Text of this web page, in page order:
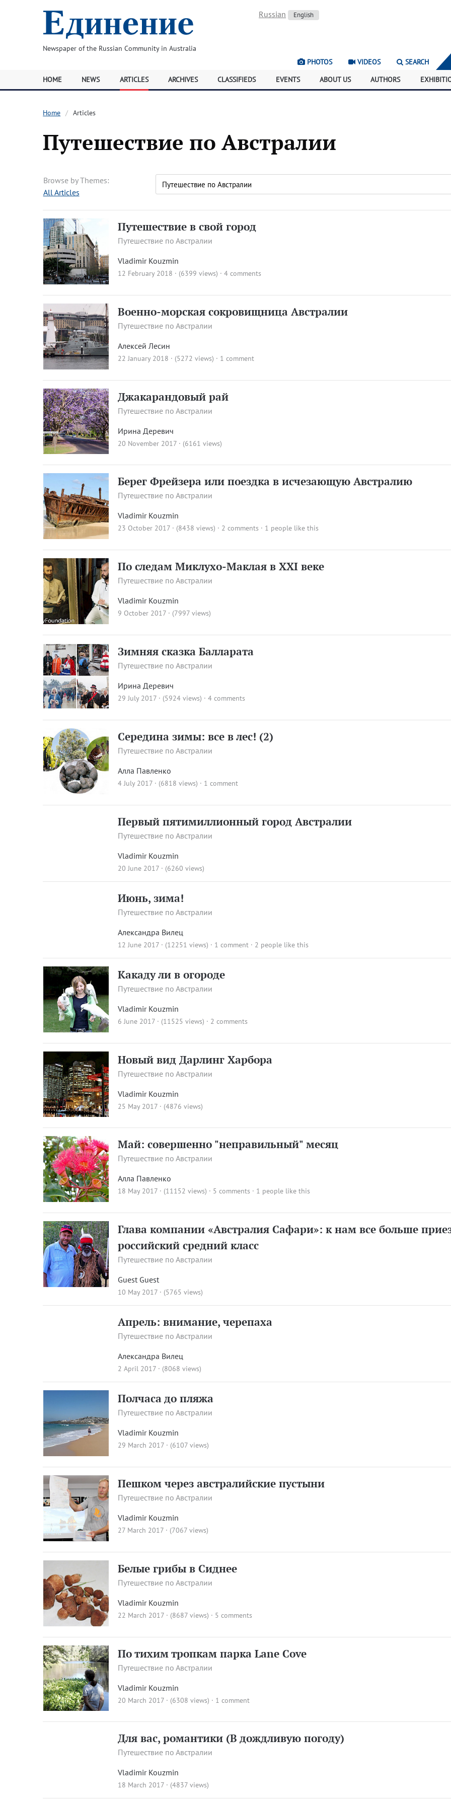
Newspaper of the Russian Community in Australia
Russian English
PHOTOS VIDEOS SEARCH
HOME NEWS ARTICLES ARCHIVES CLASSIFIEDS EVENTS ABOUT US AUTHORS
Home Articles
Путешествие по Австралии
Browse by Themes:
All Articles
Путешествие в свой город
Путешествие по Австралии
Vladimir Kouzmin
12 February 2018 · (6399 views) ·4 comments
Военно-морская сокровищница Австралии
Путешествие по Австралии
Алексей Лесин
22 January 2018 · (5272 views) · 1 comment
Джакарандовый рай
Путешествие по Австралии
Ирина Деревич
20 November 2017 · (6161 views)
Берег Фрейзера или поездка в исчезающую Австралию
Путешествие по Австралии
Vladimir Kouzmin
23 October 2017 · (8438 views) · 2 comments · 1 people like this
По следам Миклухо-Маклая в ХХI веке
Путешествие по Австралии
Vladimir Kouzmin
9 October 2017 · (7997 views)
Зимняя сказка Балларата
Путешествие по Австралии
Ирина Деревич
29 July 2017 · (5924 views) ·4 comments
Середина зимы: все в лес! (2)
Путешествие по Австралии
Алла Павленко
4 July 2017 · (6818 views) · 1 comment
Первый пятимиллионный город Австралии
Путешествие по Австралии
Vladimir Kouzmin
20 June 2017 · (6260 views)
Июнь, зима!
Путешествие по Австралии
Александра Вилец
12 June 2017 · (12251 views) · 1 comment · 2 people like this
Какаду ли в огороде
Путешествие по Австралии
Vladimir Kouzmin
6 June 2017 · (11525 views) · 2 comments
Новый вид Дарлинг Харбора
Путешествие по Австралии
Vladimir Kouzmin
25 May 2017 · (4876 views)
Май: совершенно "неправильный" месяц
Путешествие по Австралии
Алла Павленко
18 May 2017 · (11152 views) · 5 comments · 1 people like this
Глава компании «Австралия Сафари»: к нам все больше
российский средний класс
Путешествие по Австралии
Guest Guest
10 May 2017 · (5765 views)
Апрель: внимание, черепаха
Путешествие по Австралии
Александра Вилец
2 April 2017 · (8068 views)
Полчаса до пляжа
Путешествие по Австралии
Vladimir Kouzmin
29 March 2017 · (6107 views)
Пешком через австралийские пустыни
Путешествие по Австралии
Vladimir Kouzmin
27 March 2017 · (7067 views)
Белые грибы в Сиднее
Путешествие по Австралии
Vladimir Kouzmin
22 March 2017 · (8687 views) · 5 comments
По тихим тропкам парка Lane Cove
Путешествие по Австралии
Vladimir Kouzmin
20 March 2017 · (6308 views) · 1 comment
Для вас, романтики (В дождливую погоду)
Путешествие по Австралии
Vladimir Kouzmin
18 March 2017 · (4837 views)